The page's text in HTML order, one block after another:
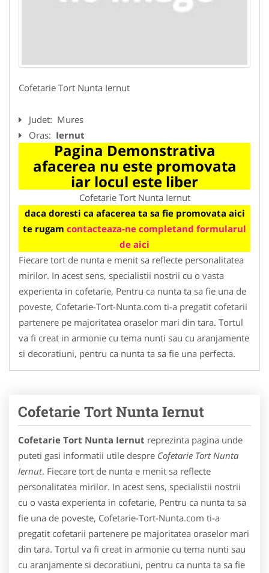
Cofetarie Tort Nunta Iernut
Judet: Mures
Oras: Iernut
Pagina Demonstrativa
afacerea nu este promovata
iar locul este liber
Cofetarie Tort Nunta Iernut
daca doresti ca afacerea ta sa fie promovata aici
te rugam contacteaza-ne completand formularul
de aici
Fiecare tort de nunta e menit sa reflecte personalitatea
mirilor. In acest sens, specialistii nostrii cu o vasta
experienta in cofetarie, Pentru ca nunta ta sa fie una de
poveste, Cofetarie-Tort-Nunta.com ti-a pregatit cofetarii
partenere pe majoritatea oraselor mari din tara. Tortul
va fi creat in armonie cu tema nunti sau cu aranjamente
si decoratiuni, pentru ca nunta ta sa fie una perfecta.
Cofetarie Tort Nunta Iernut
Cofetarie Tort Nunta Iernut reprezinta pagina unde
puteti gasi informatii utile despre Cofetarie Tort Nunta
Iernut. Fiecare tort de nunta e menit sa reflecte
personalitatea mirilor. In acest sens, specialistii nostrii
cu o vasta experienta in cofetarie, Pentru ca nunta ta sa
fie una de poveste, Cofetarie-Tort-Nunta.com ti-a
pregatit cofetarii partenere pe majoritatea oraselor mari
din tara. Tortul va fi creat in armonie cu tema nunti sau
cu aranjamente si decoratiuni, pentru ca nunta ta sa fie